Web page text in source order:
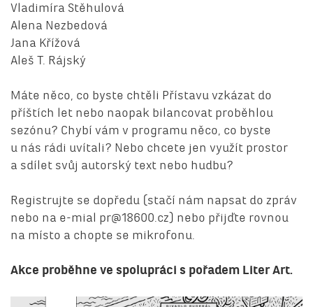
Vladimíra Stěhulová
Alena Nezbedová
Jana Křížová
Aleš T. Rájský
Máte něco, co byste chtěli Přístavu vzkázat do
příštích let nebo naopak bilancovat proběhlou
sezónu? Chybí vám v programu něco, co byste
u nás rádi uvítali? Nebo chcete jen využít prostor
a sdílet svůj autorský text nebo hudbu?
Registrujte se dopředu (stačí nám napsat do zpráv
nebo na e-mial pr@18600.cz) nebo přijďte rovnou
na místo a chopte se mikrofonu.
Akce proběhne ve spolupráci s pořadem Liter Art.